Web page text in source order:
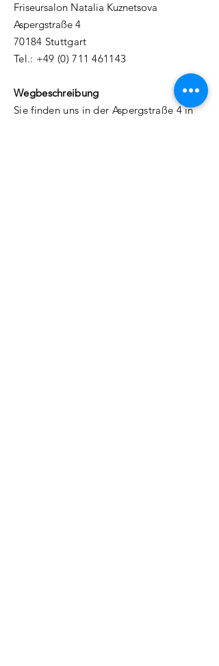
Friseursalon Natalia Kuznetsova
Aspergstraße 4
70184 Stuttgart​​
Tel.: +49 (0) 711 461143
Wegbeschreibung
Sie finden uns in der Aspergstraße 4 in